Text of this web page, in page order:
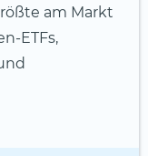
am Markt
ETFs,